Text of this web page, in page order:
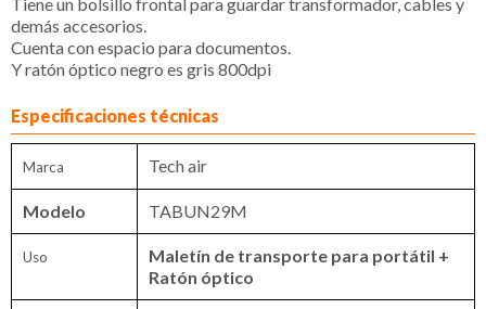
demás accesorios.
Cuenta con espacio para documentos.
Y ratón óptico negro es gris 800dpi
Especificaciones técnicas
Marca Tech air
Modelo TABUN29M
Uso
Maletín de transporte para portátil +
Ratón óptico